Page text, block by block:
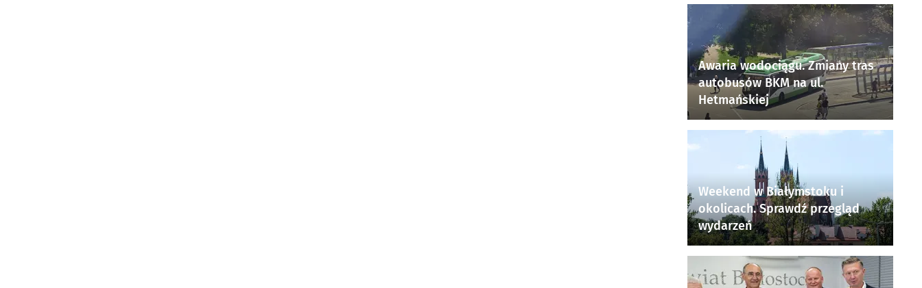
Awaria wodociągu. Zmiany tras
autobusów BKM na ul.
Hetmańskiej
Weekend w Białymstoku i
okolicach. Sprawdź przegląd
wydarzeń